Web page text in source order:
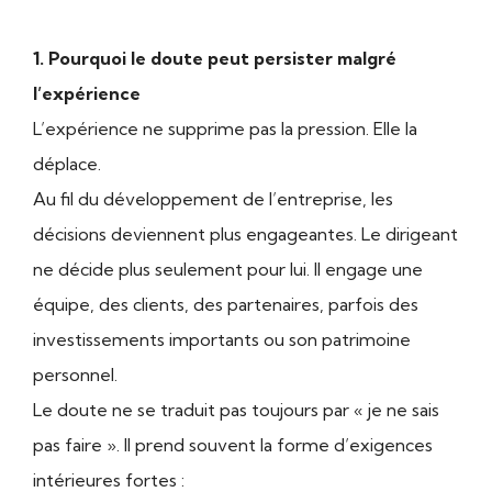
1. Pourquoi le doute peut persister malgré
l’expérience
L’expérience ne supprime pas la pression. Elle la
déplace.
Au fil du développement de l’entreprise, les
décisions deviennent plus engageantes. Le dirigeant
ne décide plus seulement pour lui. Il engage une
équipe, des clients, des partenaires, parfois des
investissements importants ou son patrimoine
personnel.
Le doute ne se traduit pas toujours par « je ne sais
pas faire ». Il prend souvent la forme d’exigences
intérieures fortes :